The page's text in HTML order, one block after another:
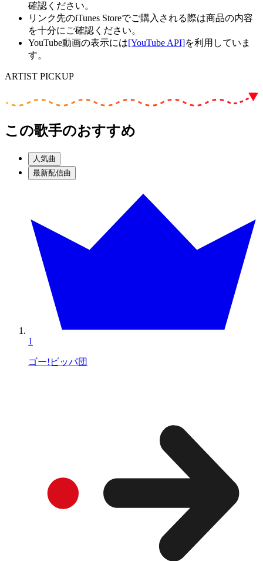
確認ください。
リンク先のiTunes Storeでご購入される際は商品の内容
を十分にご確認ください。
YouTube動画の表示には[YouTube API]を利用していま
す。
ARTIST PICKUP
この歌手のおすすめ
人気曲
最新配信曲
1
ゴー!ビッパ団